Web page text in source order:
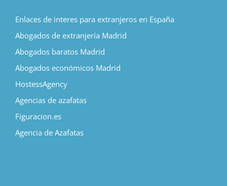
Enlaces de interes para extranjeros en España
Abogados de extranjería Madrid
Abogados baratos Madrid
Abogados económicos Madrid
HostessAgency
Agencias de azafatas
Figuracion.es
Agencia de Azafatas